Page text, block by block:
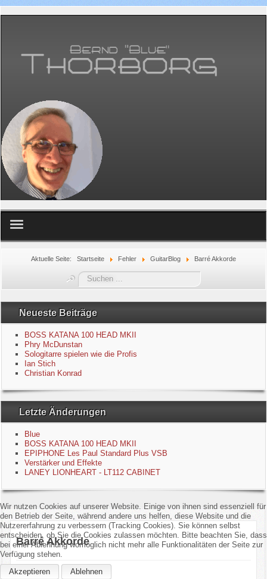
Equipment
GuitarBlog
Kontakt
Impressum
Datenschutzerklärung
Links
Aktuelle Seite: Startseite Fehler GuitarBlog Barré Akkorde
Suchen
...
Neueste Beiträge
BOSS KATANA 100 HEAD MKII
Phry McDunstan
Sologitarre spielen wie die Profis
Ian Stich
Christian Konrad
Letzte Änderungen
Blue
BOSS KATANA 100 HEAD MKII
EPIPHONE Les Paul Standard Plus VSB
Verstärker und Effekte
LANEY LIONHEART - LT112 CABINET
Barré Akkorde
Wir nutzen Cookies auf unserer Website. Einige von ihnen sind essenziell für
den Betrieb der Seite, während andere uns helfen, diese Website und die
Nutzererfahrung zu verbessern (Tracking Cookies). Sie können selbst
entscheiden, ob Sie die Cookies zulassen möchten. Bitte beachten Sie, dass
bei einer Ablehnung womöglich nicht mehr alle Funktionalitäten der Seite zur
Verfügung stehen.
Akzeptieren
Ablehnen